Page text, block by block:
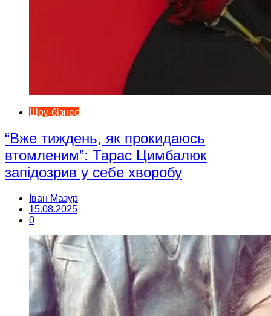
Шоу-бізнес
“Вже тиждень, як прокидаюсь
втомленим”: Тарас Цимбалюк
запідозрив у себе хворобу
Іван Мазур
15.08.2025
0